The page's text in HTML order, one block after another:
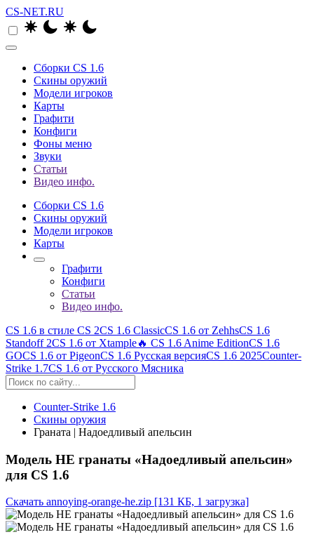
CS-NET.RU
Сборки CS 1.6
Скины оружий
Модели игроков
Карты
Графити
Конфиги
Фоны меню
Звуки
Статьи
Видео инфо.
Сборки CS 1.6
Скины оружий
Модели игроков
Карты
Графити
Конфиги
Статьи
Видео инфо.
CS 1.6 в стиле CS 2CS 1.6 ClassicCS 1.6 от ZehhsCS 1.6
Standoff 2CS 1.6 от Xtample🔥 CS 1.6 Anime EditionCS 1.6
GOCS 1.6 от PigeonCS 1.6 Русская версияCS 1.6 2025Counter-
Strike 1.7CS 1.6 от Русского Мясника
Counter-Strike 1.6
Скины оружия
Граната | Надоедливый апельсин
Модель HE гранаты «Надоедливый апельсин»
для CS 1.6
Скачать annoying-orange-he.zip [131 КБ, 1 загрузка]